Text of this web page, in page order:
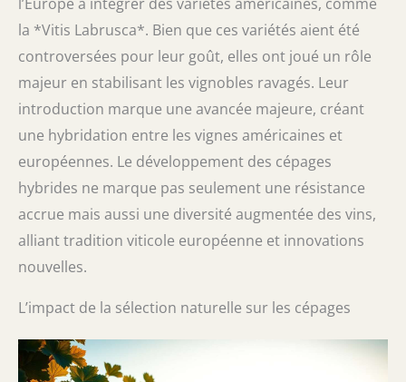
l’Europe à intégrer des variétés américaines, comme
la *Vitis Labrusca*. Bien que ces variétés aient été
controversées pour leur goût, elles ont joué un rôle
majeur en stabilisant les vignobles ravagés. Leur
introduction marque une avancée majeure, créant
une hybridation entre les vignes américaines et
européennes. Le développement des cépages
hybrides ne marque pas seulement une résistance
accrue mais aussi une diversité augmentée des vins,
alliant tradition viticole européenne et innovations
nouvelles.
L’impact de la sélection naturelle sur les cépages